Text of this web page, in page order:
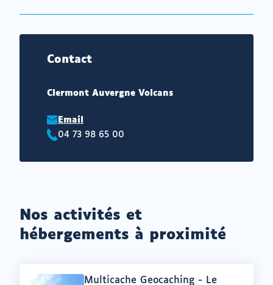
Contact
Clermont Auvergne Volcans
Email
Téléphone
04 73 98 65 00
Nos activités et
hébergements à proximité
Offre
Multicache Geocaching - Le